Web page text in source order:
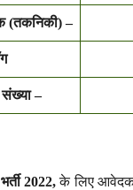
(तकनिकी) –
–
2022, के लिए आवेदक